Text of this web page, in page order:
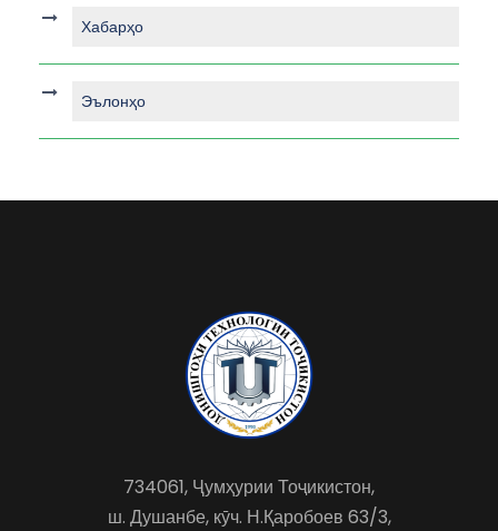
Хабарҳо
Эълонҳо
734061, Ҷумҳурии Тоҷикистон,
ш. Душанбе, кӯч. Н.Қаробоев 63/3,